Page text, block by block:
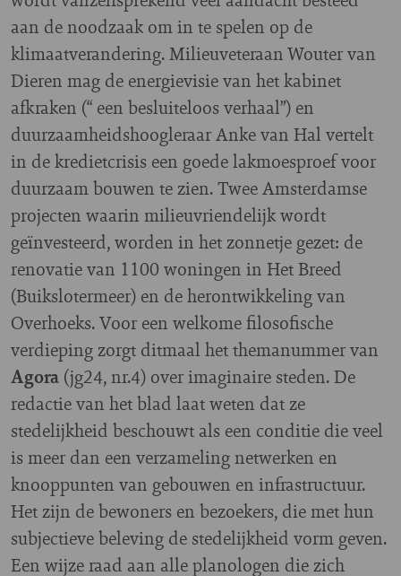
aan de noodzaak om in te spelen op de
klimaatverandering. Milieuveteraan Wouter van
Dieren mag de energievisie van het kabinet
afkraken (“ een besluiteloos verhaal”) en
duurzaamheidshoogleraar Anke van Hal vertelt
in de kredietcrisis een goede lakmoesproef voor
duurzaam bouwen te zien. Twee Amsterdamse
projecten waarin milieuvriendelijk wordt
geïnvesteerd, worden in het zonnetje gezet: de
renovatie van 1100 woningen in Het Breed
(Buikslotermeer) en de herontwikkeling van
Overhoeks. Voor een welkome filosofische
verdieping zorgt ditmaal het themanummer van
Agora (jg24, nr.4) over imaginaire steden. De
redactie van het blad laat weten dat ze
stedelijkheid beschouwt als een conditie die veel
is meer dan een verzameling netwerken en
knooppunten van gebouwen en infrastructuur.
Het zijn de bewoners en bezoekers, die met hun
subjectieve beleving de stedelijkheid vorm geven.
Een wijze raad aan alle planologen die zich